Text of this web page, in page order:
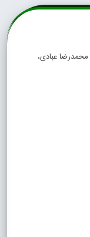
محمدرضا عبادی،